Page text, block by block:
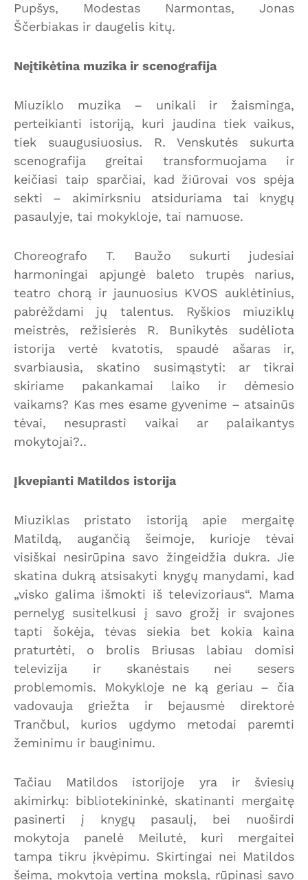
Pupšys, Modestas Narmontas, Jonas
Ščerbiakas ir daugelis kitų.
Neįtikėtina muzika ir scenografija
Miuziklo muzika – unikali ir žaisminga,
perteikianti istoriją, kuri jaudina tiek vaikus,
tiek suaugusiuosius. R. Venskutės sukurta
scenografija greitai transformuojama ir
keičiasi taip sparčiai, kad žiūrovai vos spėja
sekti – akimirksniu atsiduriama tai knygų
pasaulyje, tai mokykloje, tai namuose.
Choreografo T. Baužo sukurti judesiai
harmoningai apjungė baleto trupės narius,
teatro chorą ir jaunuosius KVOS auklėtinius,
pabrėždami jų talentus. Ryškios miuziklų
meistrės, režisierės R. Bunikytės sudėliota
istorija vertė kvatotis, spaudė ašaras ir,
svarbiausia, skatino susimąstyti: ar tikrai
skiriame pakankamai laiko ir dėmesio
vaikams? Kas mes esame gyvenime – atsainūs
tėvai, nesuprasti vaikai ar palaikantys
mokytojai?..
Įkvepianti Matildos istorija
Miuziklas pristato istoriją apie mergaitę
Matildą, augančią šeimoje, kurioje tėvai
visiškai nesirūpina savo žingeidžia dukra. Jie
skatina dukrą atsisakyti knygų manydami, kad
„visko galima išmokti iš televizoriaus“. Mama
pernelyg susitelkusi į savo grožį ir svajones
tapti šokėja, tėvas siekia bet kokia kaina
praturtėti, o brolis Briusas labiau domisi
televizija ir skanėstais nei sesers
problemomis. Mokykloje ne ką geriau – čia
vadovauja griežta ir bejausmė direktorė
Trančbul, kurios ugdymo metodai paremti
žeminimu ir bauginimu.
Tačiau Matildos istorijoje yra ir šviesių
akimirkų: bibliotekininkė, skatinanti mergaitę
pasinerti į knygų pasaulį, bei nuoširdi
mokytoja panelė Meilutė, kuri mergaitei
tampa tikru įkvėpimu. Skirtingai nei Matildos
šeima, mokytoja vertina mokslą, rūpinasi savo